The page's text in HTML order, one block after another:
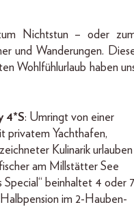
Nichtstun – oder
und Wanderungen.
Wohlfühlurlaub haben
4*S: Umringt von einer
privatem Yachthafen,
Kulinarik urlauben
am Millstätter See
Special“ beinhaltet 4 oder 7
im 2-Hauben-